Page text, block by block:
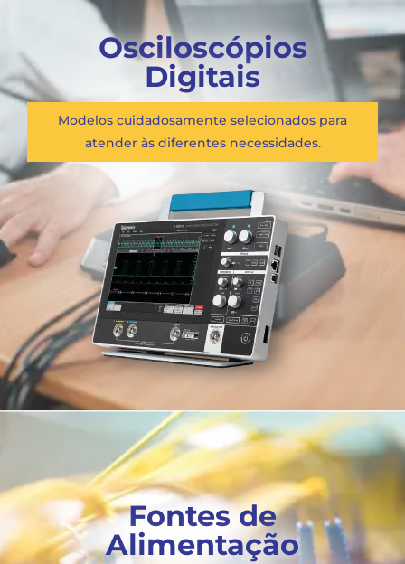
Osciloscópios
Digitais
Modelos cuidadosamente selecionados para
atender às diferentes necessidades.
Fontes de
Alimentação